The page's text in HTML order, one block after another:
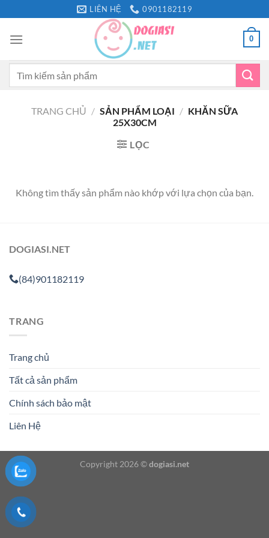
qua
nội
LIÊN HỆ 0901182119
0
TRANG CHỦ / SẢN PHẨM LOẠI / KHĂN SỮA
25X30CM
LỌC
Không tìm thấy sản phẩm nào khớp với lựa chọn của bạn.
DOGIASI.NET
(84)901182119
TRANG
Trang chủ
Tất cả sản phẩm
Chính sách bảo mật
Liên Hệ
Copyright 2026 ©dogiasi.net